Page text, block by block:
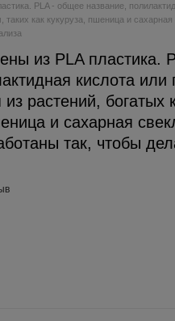
PLA - общее название,
таких как кукуруза, пшеница и
из PLA пластика.
кислота или
из растений,
и сахарная
так, чтобы